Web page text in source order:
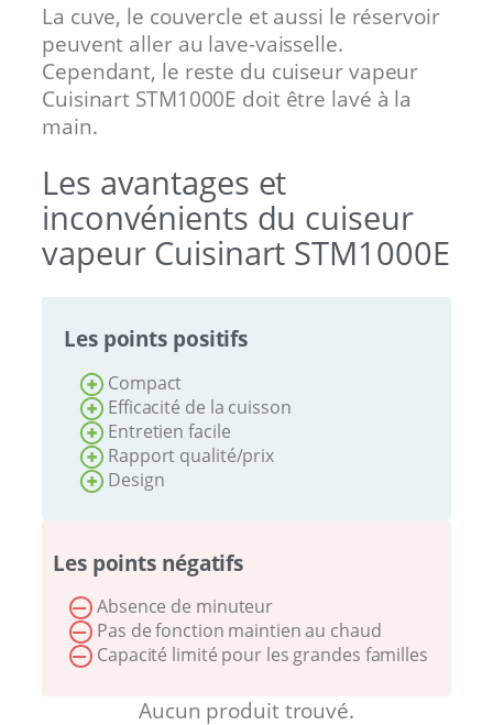
La cuve, le couvercle et aussi le réservoir
peuvent aller au lave-vaisselle.
Cependant, le reste du cuiseur vapeur
Cuisinart STM1000E doit être lavé à la
main.
Les avantages et
inconvénients du cuiseur
vapeur Cuisinart STM1000E
Les points positifs
Compact
Efficacité de la cuisson
Entretien facile
Rapport qualité/prix
Design
Les points négatifs
Absence de minuteur
Pas de fonction maintien au chaud
Capacité limité pour les grandes familles
Aucun produit trouvé.